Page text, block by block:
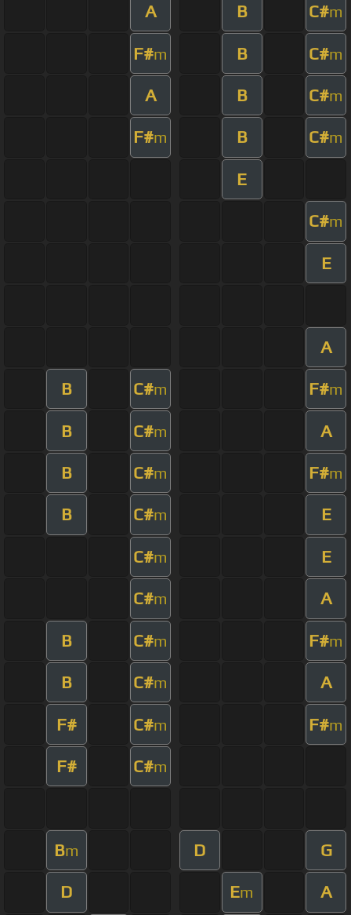
A B C#m
F#m B C#m
A B C#m
F#m B C#m
E
C#m
E
A
B C#m F#m
B C#m A
B C#m F#m
B C#m E
C#m E
C#m A
B C#m F#m
B C#m A
F# C#m F#m
F# C#m
Bm D G
D Em A